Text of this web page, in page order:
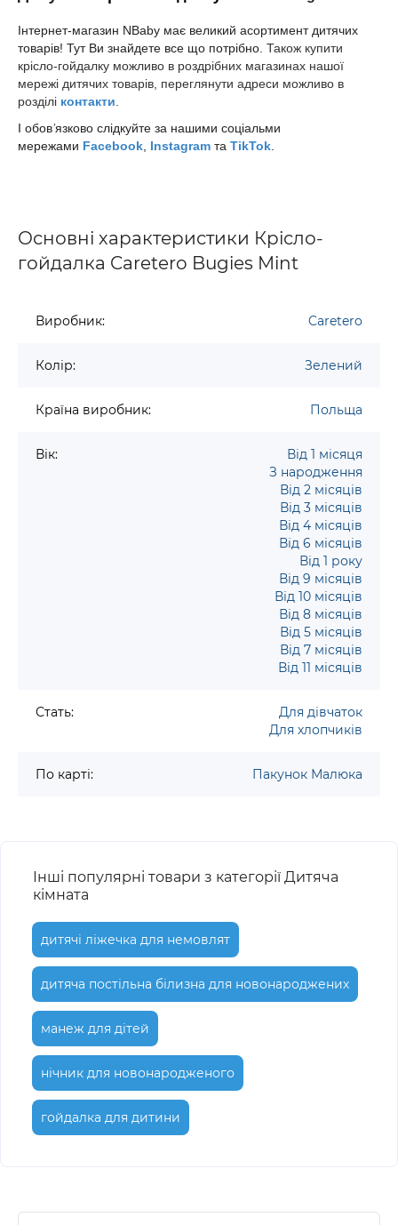
Інтернет-магазин NBaby має великий асортимент дитячих
товарів! Тут Ви знайдете все що потрібно. Також купити
крісло-гойдалку можливо в роздрібних магазинах нашої
мережі дитячих товарів, переглянути адреси можливо в
розділі контакти
І обов’язково слідкуйте за нашими соціальми
мережами Facebook Instagram та TikTok
Основні характеристики Крісло-
гойдалка Caretero Bugies Mint
Виробник: Caretero
Колір: Зелений
Країна виробник: Польща
Вік:
Від 1 місяця
З народження
Від 2 місяців
Від 3 місяців
Від 4 місяців
Від 6 місяців
Від 1 року
Від 9 місяців
Від 10 місяців
Від 8 місяців
Від 5 місяців
Від 7 місяців
Від 11 місяців
Стать:
Для дівчаток
Для хлопчиків
По карті: Пакунок Малюка
Інші популярні товари з категорії Дитяча
кімната
дитячі ліжечка для немовлят
дитяча постільна білизна для новонароджених
манеж для дітей
нічник для новонародженого
гойдалка для дитини